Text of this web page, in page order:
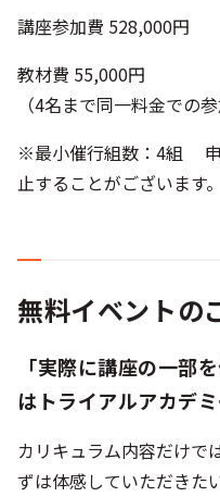
講座参加費 528,000円
教材費 55,000円
（4名まで同一料金での参
※最小催行組数：4組 申
止することがございます。
無料イベントの
「実際に講座の一部
はトライアルアカデ
カリキュラム内容だけで
ずは体感していただきた